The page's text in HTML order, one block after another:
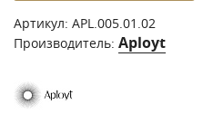
Артикул: APL.005.01.02
Производитель: Aployt